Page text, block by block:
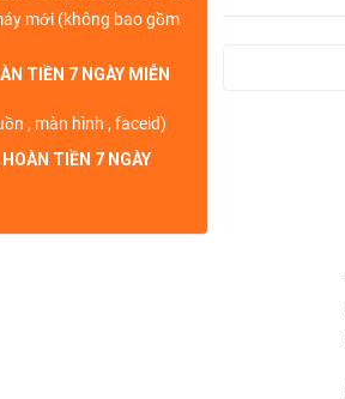
mới (không bao gồm
TIỀN 7 NGÀY MIỄN
, màn hình , faceid)
TIỀN 7 NGÀY